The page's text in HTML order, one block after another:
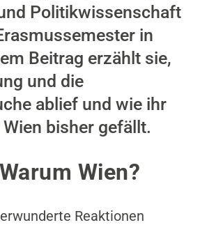
Politikwissenschaft
in
Beitrag erzählt sie,
und die
ablief und wie ihr
bisher gefällt.
Wien?
Reaktionen